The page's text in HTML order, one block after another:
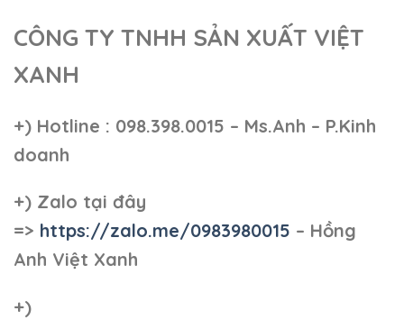
CÔNG TY TNHH SẢN XUẤT VIỆT
XANH
+) Hotline : 098.398.0015 – Ms.Anh – P.Kinh
doanh
+) Zalo tại đây
=> https://zalo.me/0983980015 – Hồng
Anh Việt Xanh
+)